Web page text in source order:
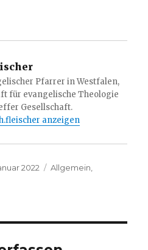
Pfarrer in Westfalen,
für evangelische Theologie
Gesellschaft.
anzeigen
2022 Kategorien
Allgemein